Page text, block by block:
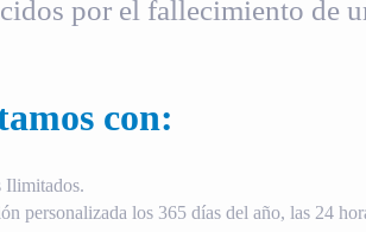
por el fallecimiento de
con:
Ilimitados.
personalizada los 365 días del año, las 24